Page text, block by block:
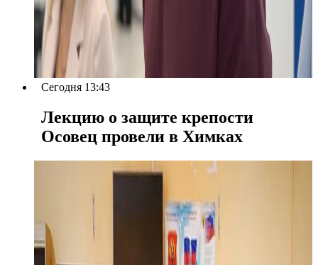
Сегодня 13:43
Лекцию о защите крепости
Осовец провели в Химках